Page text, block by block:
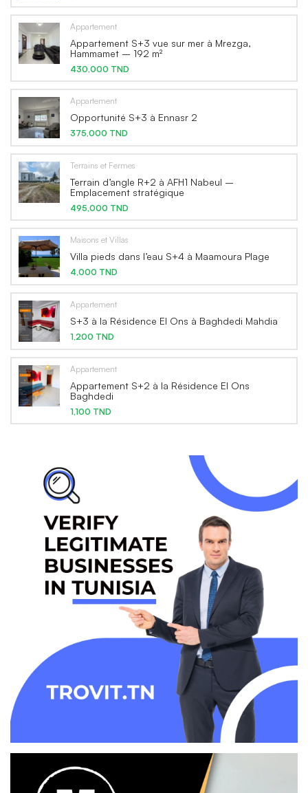
Appartement
Appartement S+3 vue sur mer à Mrezga,
Hammamet – 192 m²
430,000 TND
Appartement
Opportunité S+3 à Ennasr 2
375,000 TND
Terrains et Fermes
Terrain d’angle R+2 à AFH1 Nabeul –
Emplacement stratégique
495,000 TND
Maisons et Villas
Villa pieds dans l’eau S+4 à Maamoura Plage
4,000 TND
Appartement
S+3 à la Résidence El Ons à Baghdedi Mahdia
1,200 TND
Appartement
Appartement S+2 à la Résidence El Ons
Baghdedi
1,100 TND